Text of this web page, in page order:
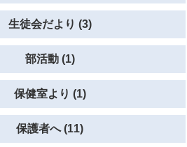
生徒会だより (3)
部活動 (1)
保健室より (1)
保護者へ (11)